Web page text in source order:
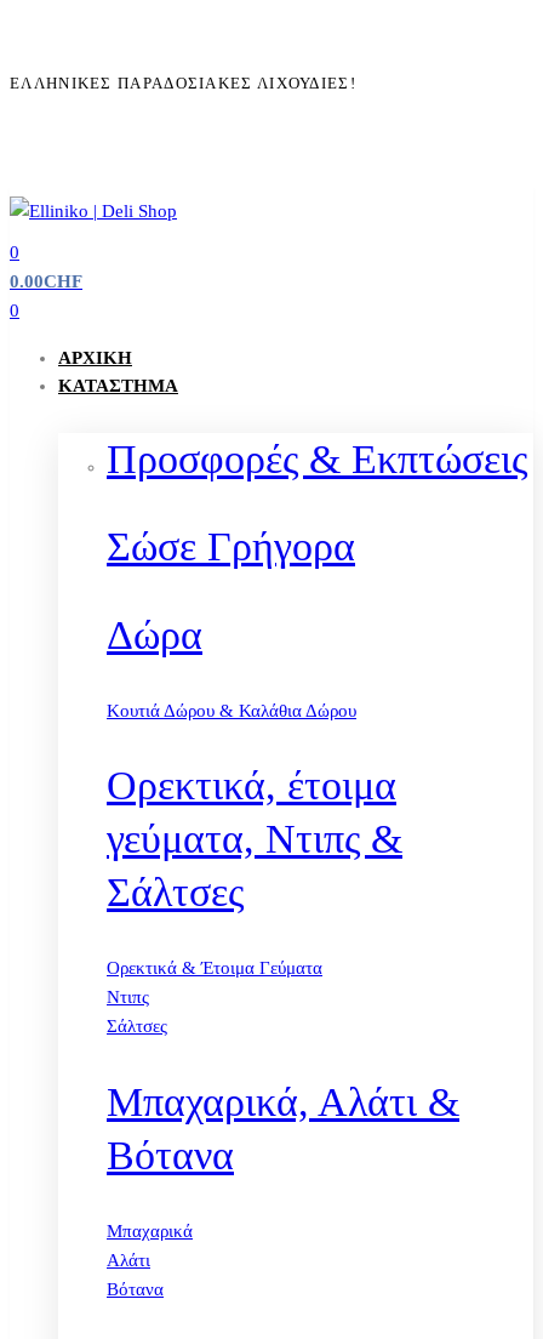
ΕΛΛΗΝΙΚΈΣ ΠΑΡΑΔΟΣΙΑΚΈΣ ΛΙΧΟΥΔΙΈΣ!
0
0.00CHF
0
ΑΡΧΙΚΉ
ΚΑΤΆΣΤΗΜΑ
Προσφορές & Εκπτώσεις
Σώσε Γρήγορα
Δώρα
Κουτιά Δώρου & Καλάθια Δώρου
Ορεκτικά, έτοιμα
γεύματα, Ντιπς &
Σάλτσες
Ορεκτικά & Έτοιμα Γεύματα
Ντιπς
Σάλτσες
Μπαχαρικά, Αλάτι &
Βότανα
Μπαχαρικά
Αλάτι
Βότανα